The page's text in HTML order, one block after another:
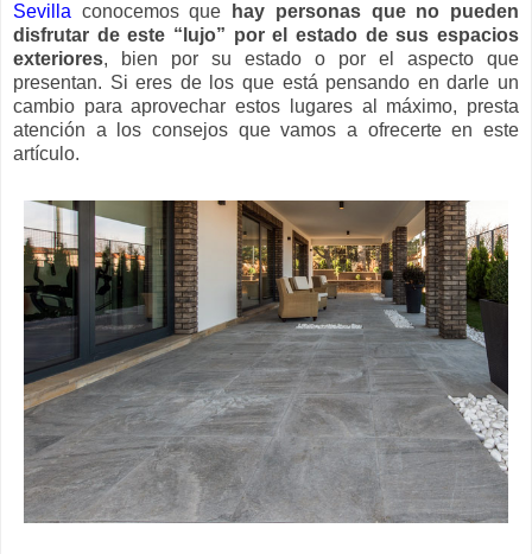
Sevilla conocemos que
hay personas que no pueden
disfrutar de este “lujo” por el estado de sus espacios
exteriores, bien por su estado o por el aspecto que
presentan. Si eres de los que está pensando en darle un
cambio para aprovechar estos lugares al máximo, presta
atención a los consejos que vamos a ofrecerte en este
artículo.